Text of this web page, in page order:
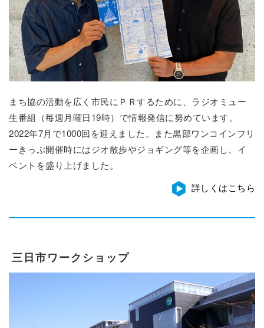
まち協の活動を広く市民にＰＲするために、ラジオミュー
生番組（毎週月曜日19時）で情報発信に努めています。
2022年7月で1000回を迎えました。また黒部ワンコインフリ
ーきっぷ開催時にはジオ散歩やジョギング等を企画し、イ
ベントを盛り上げました。
詳しくはこちら
三日市ワークショップ